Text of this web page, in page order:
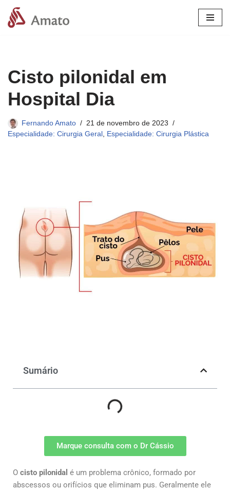
Pular
Cisto pilonidal em
Hospital Dia
Fernando Amato
21 de novembro de 2023
Especialidade: Cirurgia Geral , Especialidade: Cirurgia Plástica
Sumário
Marque consulta com o Dr Cássio
O cisto pilonidal é um problema crônico, formado por
abscessos ou orifícios que eliminam pus. Geralmente ele